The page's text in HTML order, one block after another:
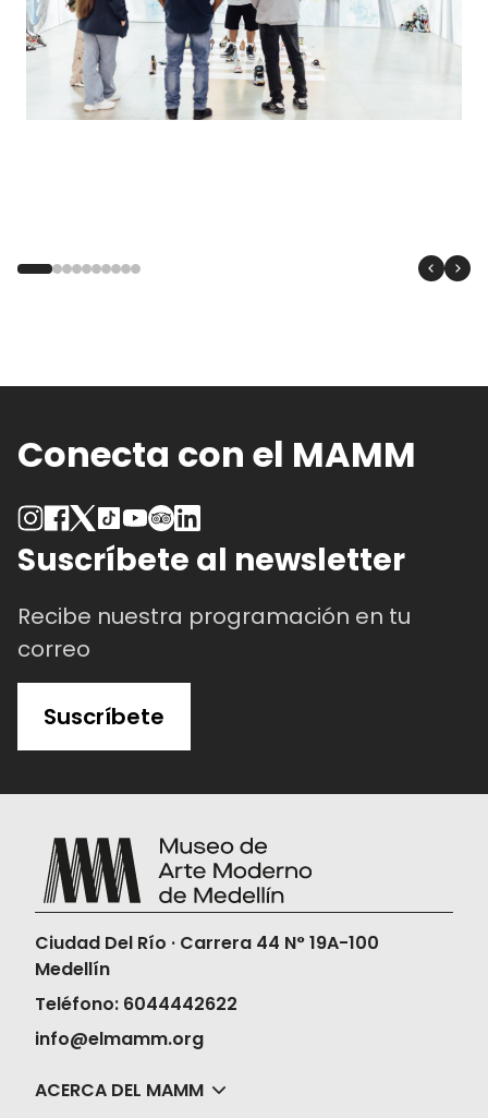
Conecta con el MAMM
Suscríbete al newsletter
Recibe nuestra programación en tu
correo
Suscríbete
Ciudad Del Río · Carrera 44 N° 19A-100
Medellín
Teléfono: 6044442622
info@elmamm.org
ACERCA DEL MAMM